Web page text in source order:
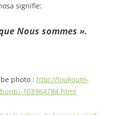
signifie:
Nous sommes ».
photo : http://loukoum-
103964788.html